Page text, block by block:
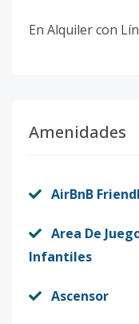
En Alquiler con
Amenidades
AirBnB
Area De
Infantiles
Ascensor